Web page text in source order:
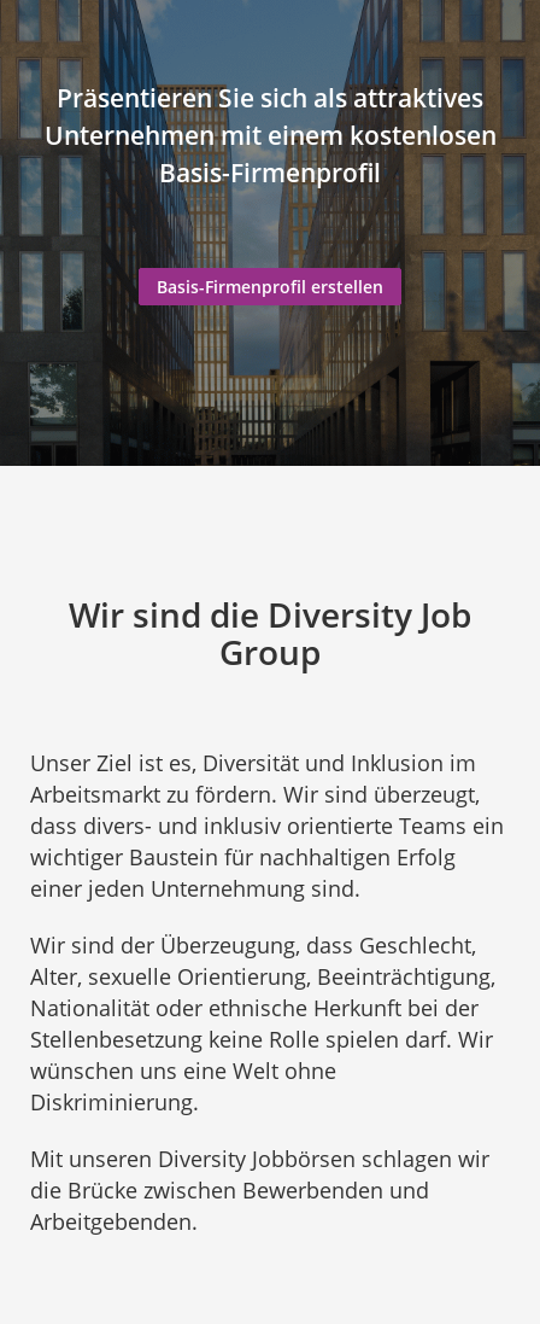
Präsentieren Sie sich als attraktives
Unternehmen mit einem kostenlosen
Basis-Firmenprofil
Basis-Firmenprofil erstellen
Wir sind die Diversity Job
Group
Unser Ziel ist es, Diversität und Inklusion im
Arbeitsmarkt zu fördern. Wir sind überzeugt,
dass divers- und inklusiv orientierte Teams ein
wichtiger Baustein für nachhaltigen Erfolg
einer jeden Unternehmung sind.
Wir sind der Überzeugung, dass Geschlecht,
Alter, sexuelle Orientierung, Beeinträchtigung,
Nationalität oder ethnische Herkunft bei der
Stellenbesetzung keine Rolle spielen darf. Wir
wünschen uns eine Welt ohne
Diskriminierung.
Mit unseren Diversity Jobbörsen schlagen wir
die Brücke zwischen Bewerbenden und
Arbeitgebenden.